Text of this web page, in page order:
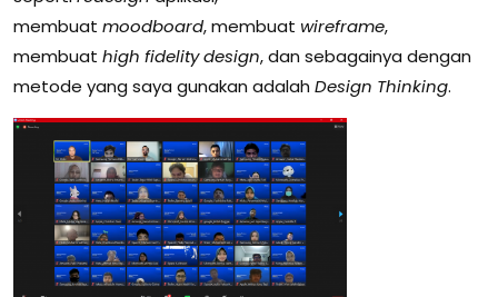
membuat moodboard,membuat wireframe,
membuat high fidelity design, dan sebagainya dengan
metode yang saya gunakan adalah Design Thinking.